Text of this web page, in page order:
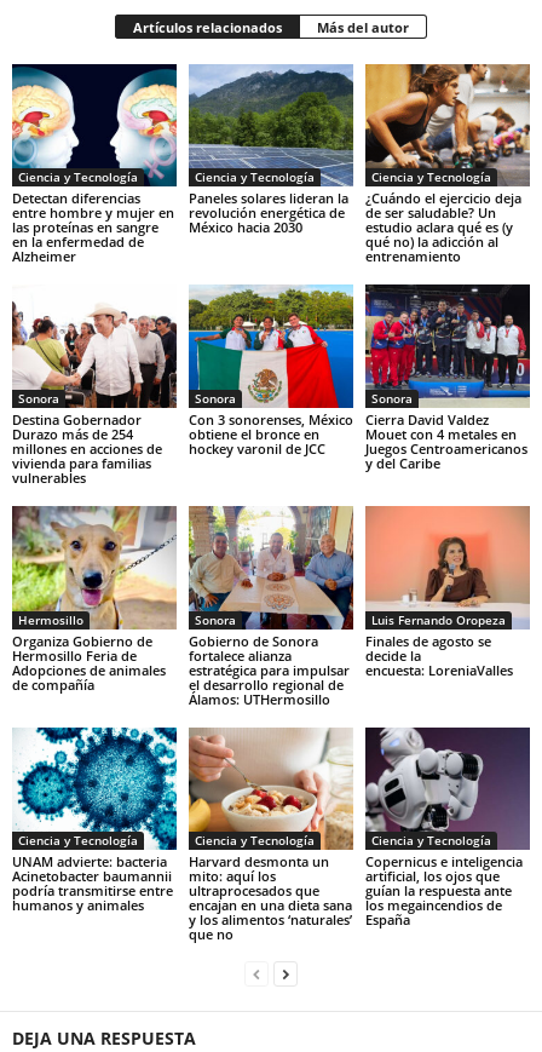
Artículos relacionados Más del autor
Ciencia y Tecnología
Detectan diferencias
entre hombre y mujer en
las proteínas en sangre
en la enfermedad de
Alzheimer
Ciencia y Tecnología
Paneles solares lideran la
revolución energética de
México hacia 2030
Ciencia y Tecnología
¿Cuándo el ejercicio deja
de ser saludable? Un
estudio aclara qué es (y
qué no) la adicción al
entrenamiento
Sonora
Destina Gobernador
Durazo más de 254
millones en acciones de
vivienda para familias
vulnerables
Sonora
Con 3 sonorenses, México
obtiene el bronce en
hockey varonil de JCC
Sonora
Cierra David Valdez
Mouet con 4 metales en
Juegos Centroamericanos
y del Caribe
Hermosillo
Organiza Gobierno de
Hermosillo Feria de
Adopciones de animales
de compañía
Sonora
Gobierno de Sonora
fortalece alianza
estratégica para impulsar
el desarrollo regional de
Álamos: UTHermosillo
Luis Fernando Oropeza
Finales de agosto se
decide la
encuesta: LoreniaValles
Ciencia y Tecnología
UNAM advierte: bacteria
Acinetobacter baumannii
podría transmitirse entre
humanos y animales
Ciencia y Tecnología
Harvard desmonta un
mito: aquí los
ultraprocesados que
encajan en una dieta sana
y los alimentos ‘naturales’
que no
Ciencia y Tecnología
Copernicus e inteligencia
artificial, los ojos que
guían la respuesta ante
los megaincendios de
España
DEJA UNA RESPUESTA